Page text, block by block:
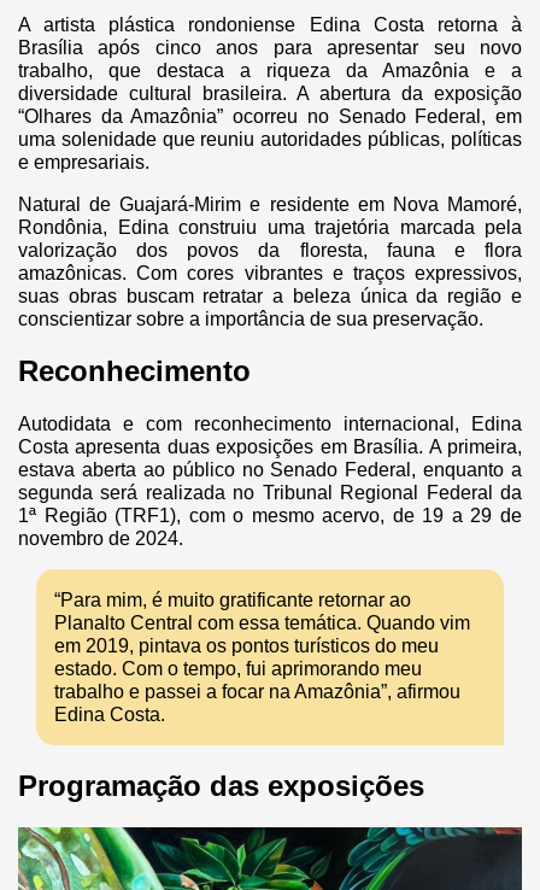
A artista plástica rondoniense Edina Costa retorna à
Brasília após cinco anos para apresentar seu novo
trabalho, que destaca a riqueza da Amazônia e a
diversidade cultural brasileira. A abertura da exposição
“Olhares da Amazônia” ocorreu no Senado Federal, em
uma solenidade que reuniu autoridades públicas, políticas
e empresariais.
Natural de Guajará-Mirim e residente em Nova Mamoré,
Rondônia, Edina construiu uma trajetória marcada pela
valorização dos povos da floresta, fauna e flora
amazônicas. Com cores vibrantes e traços expressivos,
suas obras buscam retratar a beleza única da região e
conscientizar sobre a importância de sua preservação.
Reconhecimento
Autodidata e com reconhecimento internacional, Edina
Costa apresenta duas exposições em Brasília. A primeira,
estava aberta ao público no Senado Federal, enquanto a
segunda será realizada no Tribunal Regional Federal da
1ª Região (TRF1), com o mesmo acervo, de 19 a 29 de
novembro de 2024.
“Para mim, é muito gratificante retornar ao
Planalto Central com essa temática. Quando vim
em 2019, pintava os pontos turísticos do meu
estado. Com o tempo, fui aprimorando meu
trabalho e passei a focar na Amazônia”, afirmou
Edina Costa.
Programação das exposições